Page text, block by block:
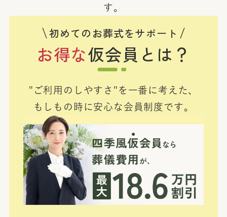
す。
初めてのお葬式をサポート
お得な仮会員とは？
"ご利用のしやすさ"を一番に考えた、
もしもの時に安心な会員制度です。